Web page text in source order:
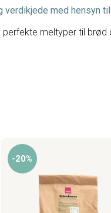
verdikjede med hensyn
perfekte meltyper til
-20%